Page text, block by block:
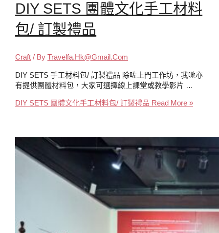
DIY SETS 團體文化手工材料
包/ 訂製禮品
Craft / ByTravelfa.hk@gmail.com
DIY SETS 手工材料包/ 訂製禮品 除咗上門工作坊，我哋亦
有提供團體材料包，大家可選擇線上課堂或教學影片 …
DIY SETS 團體文化手工材料包/ 訂製禮品 Read More »